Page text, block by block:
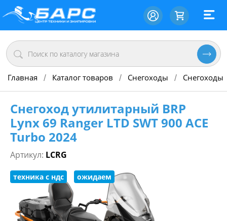
Главная / Каталог товаров / Снегоходы / Снегоходы
Снегоход утилитарный BRP
Lynx 69 Ranger LTD SWT 900 ACE
Turbo 2024
Артикул: LCRG
техника с ндс ожидаем